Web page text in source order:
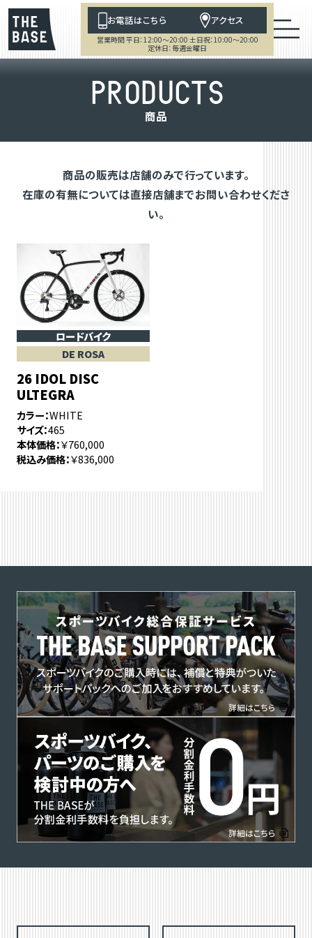
お電話はこちら アクセス
営業時間 平日：12:00～20:00 土日祝：10:00～20:00
定休日：毎週金曜日
PRODUCTS
商品
商品の販売は店舗のみで行っています。
在庫の有無については直接店舗までお問い合わせくださ
い。
ロードバイク
DE ROSA
26 IDOL DISC
ULTEGRA
カラー WHITE
サイズ 465
本体価格 ￥760,000
税込み価格 ￥836,000